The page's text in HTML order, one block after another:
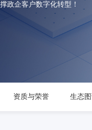
政企客户数字化转型！
资质与荣誉 生态